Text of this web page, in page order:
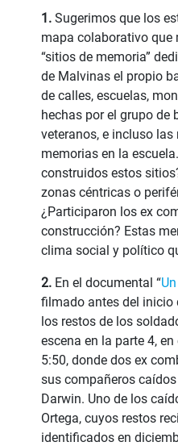
1.Sugerimos que los
mapa colaborativo que
“sitios de memoria”
de Malvinas el propio
de calles, escuelas,
hechas por el grupo de
veteranos, e incluso
memorias en la
construidos estos
zonas céntricas o
¿Participaron los ex
construcción? Estas
clima social y político
2. En el documental “
filmado antes del inicio
los restos de los
escena en la parte 4,
5:50, donde dos ex
sus compañeros
Darwin. Uno de los
Ortega, cuyos restos
identificados en